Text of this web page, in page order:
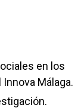
en los
Málaga.